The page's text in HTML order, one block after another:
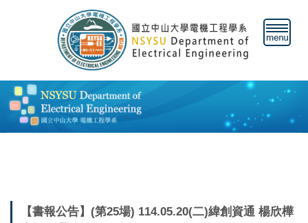
容
區
【書報公告】(第25場) 114.05.20(二)緯創資通 楊欣樺